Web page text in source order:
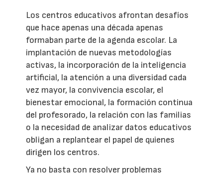
Los centros educativos afrontan desafíos
que hace apenas una década apenas
formaban parte de la agenda escolar. La
implantación de nuevas metodologías
activas, la incorporación de la inteligencia
artificial, la atención a una diversidad cada
vez mayor, la convivencia escolar, el
bienestar emocional, la formación continua
del profesorado, la relación con las familias
o la necesidad de analizar datos educativos
obligan a replantear el papel de quienes
dirigen los centros.
Ya no basta con resolver problemas